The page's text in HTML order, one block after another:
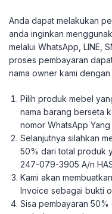
Anda dapat melakukan
anda inginkan
melalui WhatsApp, LINE,
proses pembayaran
nama owner kami
Pilih produk mebel
nama barang berseta
nomor WhatsApp
Selanjutnya silahkan
50% dari total produk
247-079-3905 A/n
Kami akan
Invoice sebagai bukti
Sisa pembayaran